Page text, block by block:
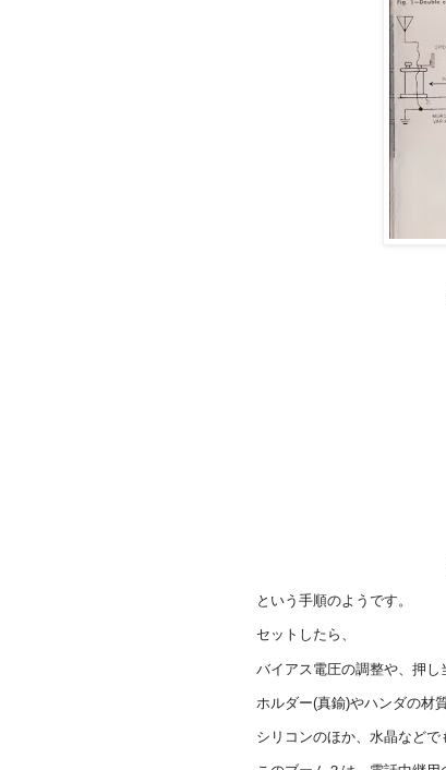
という手順のようです。
セットしたら、
バイアス電圧の調整や、押し
ホルダー(真鍮)やハンダの材
シリコンのほか、水晶などで